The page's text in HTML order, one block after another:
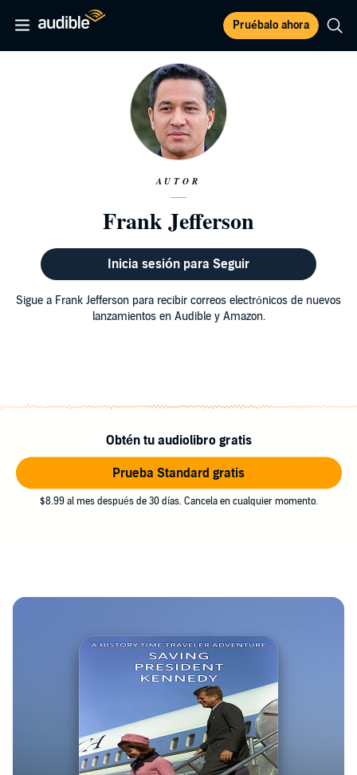
Pruébalo ahora
AUTOR
Frank Jefferson
Inicia sesión para Seguir
Sigue a Frank Jefferson para recibir correos electrónicos de nuevos
lanzamientos en Audible y Amazon.
Obtén tu audiolibro gratis
Prueba Standard gratis
$8.99 al mes después de 30 días. Cancela en cualquier momento.